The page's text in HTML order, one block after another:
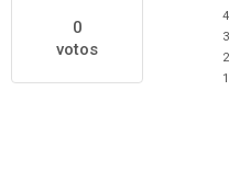
0
votos
4
3
2
1